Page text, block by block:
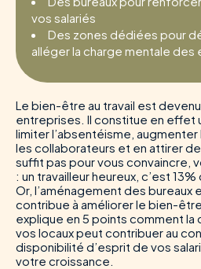
Le bien-être au travail est
entreprises. Il constitue en effet
limiter l’absentéisme,
les collaborateurs et en attirer de
suffit pas pour vous convaincre,
: un travailleur heureux, c’est
Or, l’aménagement des bureaux
contribue à améliorer le bien-
explique en 5 points comment
vos locaux peut contribuer au
disponibilité d’esprit de vos
votre croissance.
vos salariés
Des zones dédiées pour
alléger la charge mentale des